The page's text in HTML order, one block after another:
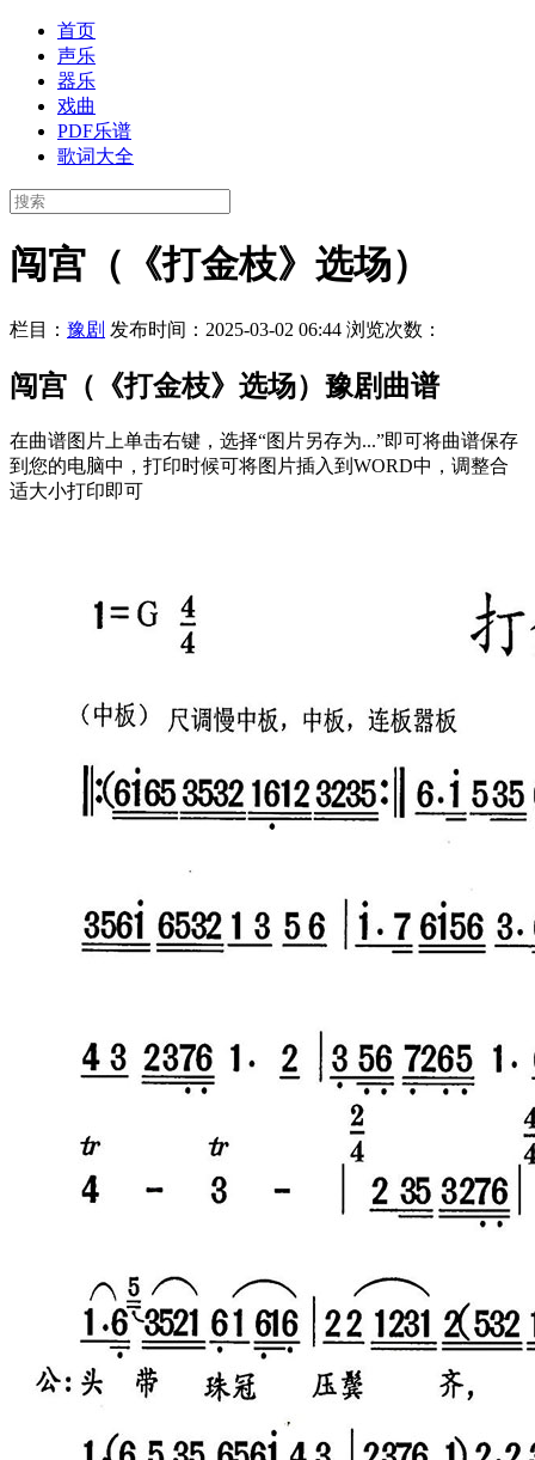
首页
声乐
器乐
戏曲
PDF乐谱
歌词大全
闯宫（《打金枝》选场）
栏目： 豫剧 发布时间：2025-03-02 06:44 浏览次数：
闯宫（《打金枝》选场）豫剧曲谱
在曲谱图片上单击右键，选择“图片另存为...”即可将曲谱保存
到您的电脑中，打印时候可将图片插入到WORD中，调整合
适大小打印即可